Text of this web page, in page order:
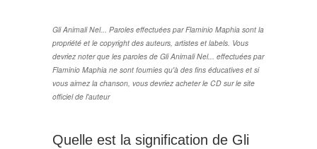
Gli Animali Nel... Paroles effectuées par Flaminio Maphia sont la
propriété et le copyright des auteurs, artistes et labels. Vous
devriez noter que les paroles de Gli Animali Nel... effectuées par
Flaminio Maphia ne sont fournies qu'à des fins éducatives et si
vous aimez la chanson, vous devriez acheter le CD sur le site
officiel de l'auteur
Quelle est la signification de Gli